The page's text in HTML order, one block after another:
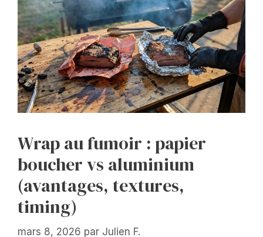
Wrap au fumoir : papier
boucher vs aluminium
(avantages, textures,
timing)
mars 8, 2026 par Julien F.